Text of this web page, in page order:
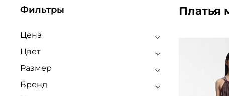
Платья
Фильтры
Цена
Цвет
Размер
Бренд